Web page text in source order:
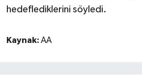
hedeflediklerini söyledi.
Kaynak: AA